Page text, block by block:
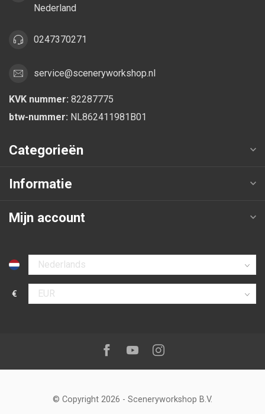
Nederland
0247370271
service@sceneryworkshop.nl
KVK nummer: 82287775
btw-nummer: NL862411981B01
Categorieën
Informatie
Mijn account
Selecteer taal
€
Selecteer valuta
Volg ons op:Facebook
YoutubeInstagram
© Copyright 2026 - Sceneryworkshop B.V.